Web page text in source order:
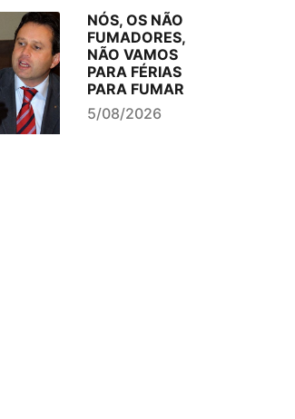
NÓS, OS NÃO
FUMADORES,
NÃO VAMOS
PARA FÉRIAS
PARA FUMAR
5/08/2026